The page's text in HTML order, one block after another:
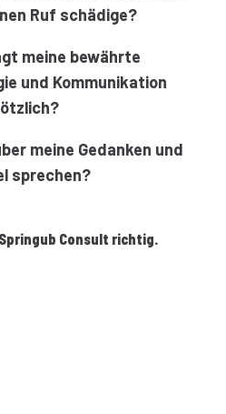
Ruf schädige?
meine bewährte
und Kommunikation
meine Gedanken und
sprechen?
Consult richtig.